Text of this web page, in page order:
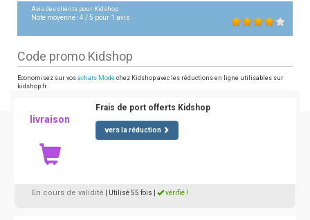
Avis des clients pour Kidshop
Note moyenne :4 /5 pour 1 avis
Code promo Kidshop
Economisez sur vos achats Mode chez Kidshop avec les réductions en ligne utilisables sur
kidshop.fr
livraison
Frais de port offerts Kidshop
vers la réduction
En cours de validité | Utilisé 55 fois vérifié !